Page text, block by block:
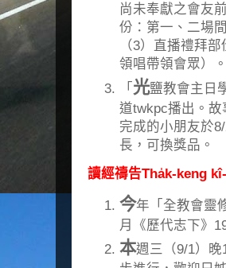
尚未奉獻之會友
份：第一、二場
（3）直播禮拜
領唱帶領會眾）。
「 光鹽教會主日
道twkpc播出。
完成的小朋友於
長，可換獎品。
讀經禱告Tha̍k-keng
今年「全教會靈
月《歷代志下》
本週三（9/1）晚